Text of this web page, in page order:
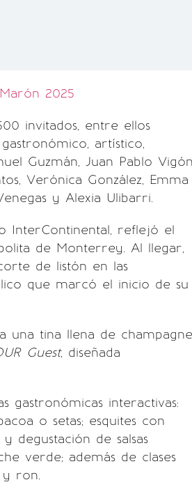
2025
invitados, entre ellos
artístico,
Guzmán, Juan Pablo
Verónica González, Emma
y Alexia Ulibarri.
InterContinental, reflejó el
de Monterrey. Al llegar,
de listón en las
que marcó el inicio de su
una tina llena de champagne
Guest, diseñada
gastronómicas interactivas:
o setas; esquites con
degustación de salsas
verde; además de clases
y ron.